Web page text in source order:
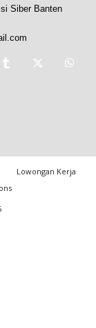
Siber Banten
Lowongan Kerja